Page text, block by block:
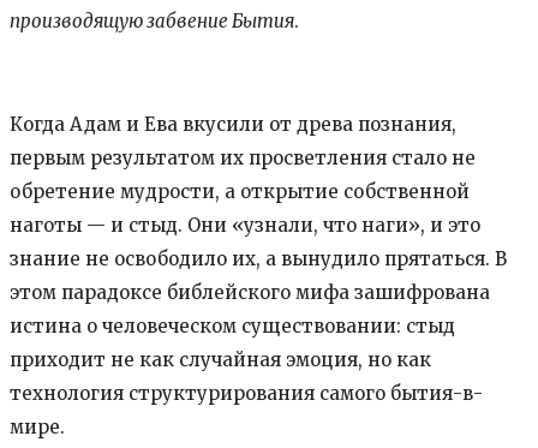
производящую забвение Бытия.
Когда Адам и Ева вкусили от древа познания,
первым результатом их просветления стало не
обретение мудрости, а открытие собственной
наготы — и стыд. Они «узнали, что наги», и это
знание не освободило их, а вынудило прятаться. В
этом парадоксе библейского мифа зашифрована
истина о человеческом существовании: стыд
приходит не как случайная эмоция, но как
технология структурирования самого бытия-в-
мире.